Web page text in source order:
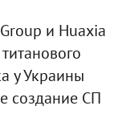
и Huaxia
у Украины
создание СП